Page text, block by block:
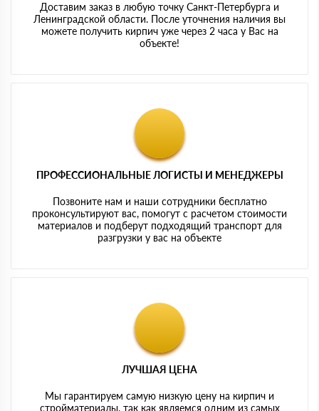
Доставим заказ в любую точку Санкт-Петербурга и
Ленинградской области. После уточнения наличия вы
можете получить кирпич уже через 2 часа у Вас на
объекте!
ПРОФЕССИОНАЛЬНЫЕ ЛОГИСТЫ И МЕНЕДЖЕРЫ
Позвоните нам и наши сотрудники бесплатно
проконсультируют вас, помогут с расчетом стоимости
материалов и подберут подходящий транспорт для
разгрузки у вас на объекте
ЛУЧШАЯ ЦЕНА
Мы гарантируем самую низкую цену на кирпич и
стройматериалы, так как являемся одним из самых